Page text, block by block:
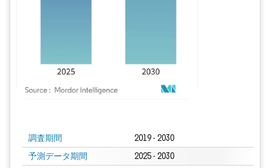
調査期間 2019 - 2030
予測データ期間 2025 - 2030